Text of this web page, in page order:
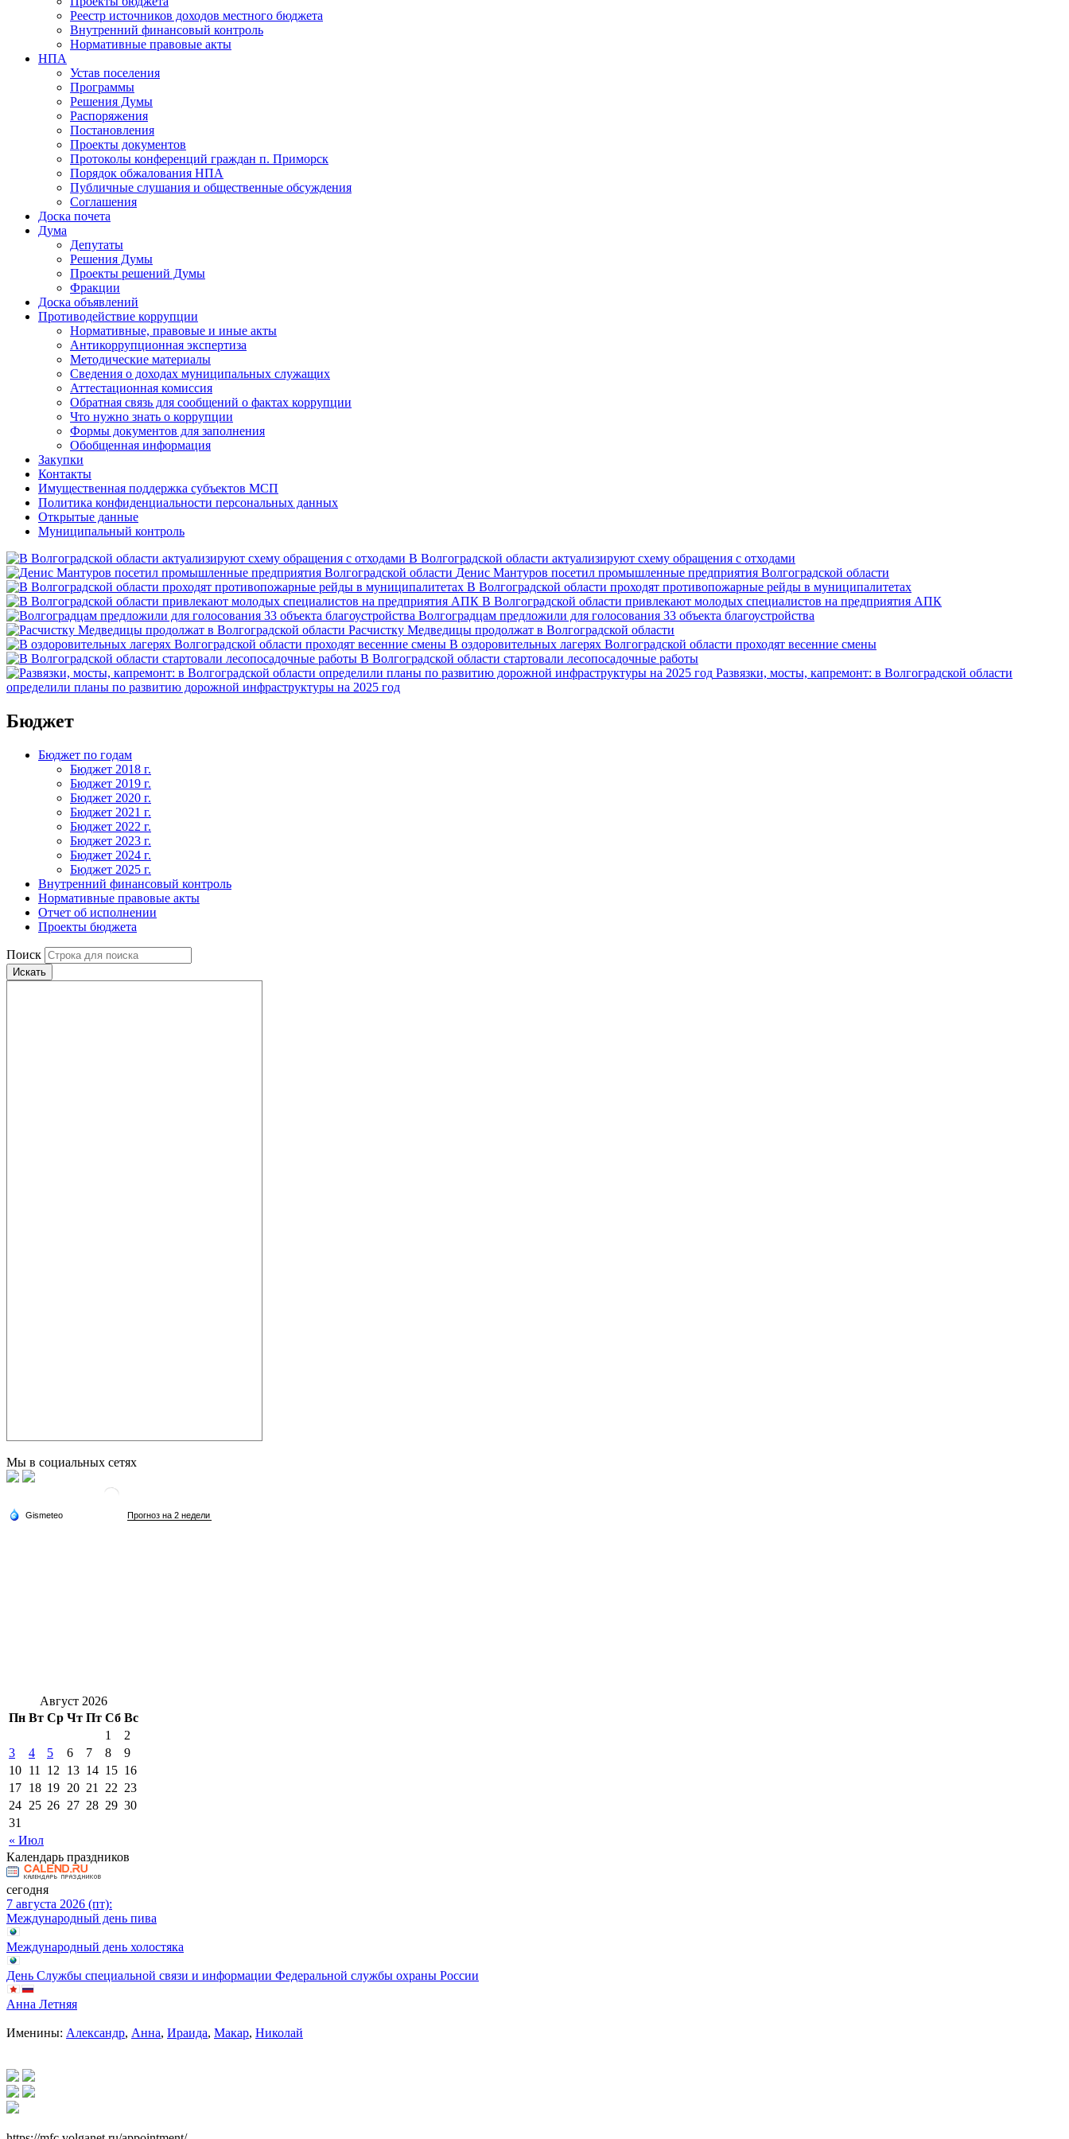
Реестр источников доходов местного бюджета
Внутренний финансовый контроль
Нормативные правовые акты
НПА
Устав поселения
Программы
Решения Думы
Распоряжения
Постановления
Проекты документов
Протоколы конференций граждан п. Приморск
Порядок обжалования НПА
Публичные слушания и общественные обсуждения
Соглашения
Доска почета
Дума
Депутаты
Решения Думы
Проекты решений Думы
Фракции
Доска объявлений
Противодействие коррупции
Нормативные, правовые и иные акты
Антикоррупционная экспертиза
Методические материалы
Сведения о доходах муниципальных служащих
Аттестационная комиссия
Обратная связь для сообщений о фактах коррупции
Что нужно знать о коррупции
Формы документов для заполнения
Обобщенная информация
Закупки
Контакты
Имущественная поддержка субъектов МСП
Политика конфиденциальности персональных данных
Открытые данные
Муниципальный контроль
В Волгоградской области актуализируют схему обращения с отходами
Денис Мантуров посетил промышленные предприятия Волгоградской области
В Волгоградской области проходят противопожарные рейды в муниципалитетах
В Волгоградской области привлекают молодых специалистов на предприятия АПК
Волгоградцам предложили для голосования 33 объекта благоустройства
Расчистку Медведицы продолжат в Волгоградской области
В оздоровительных лагерях Волгоградской области проходят весенние смены
В Волгоградской области стартовали лесопосадочные работы
Развязки, мосты, капремонт: в Волгоградской области
определили планы по развитию дорожной инфраструктуры на 2025 год
Бюджет
Бюджет по годам
Бюджет 2018 г.
Бюджет 2019 г.
Бюджет 2020 г.
Бюджет 2021 г.
Бюджет 2022 г.
Бюджет 2023 г.
Бюджет 2024 г.
Бюджет 2025 г.
Внутренний финансовый контроль
Нормативные правовые акты
Отчет об исполнении
Проекты бюджета
Поиск
Искать
Мы в социальных сетях
Август 2026
Пн Вт Ср Чт Пт Сб Вс
« Июл
1
2
3
4 5 6 7 8
9
10 11 12 13 14 15 16
17 18 19 20 21 22 23
24 25 26 27 28 29 30
31
Календарь праздников
сегодня
7 августа 2026 (пт):
Международный день пива
Международный день холостяка
День Службы специальной связи и информации Федеральной службы охраны России
Анна Летняя
Именины: Александр, Анна, Ираида, Макар, Николай